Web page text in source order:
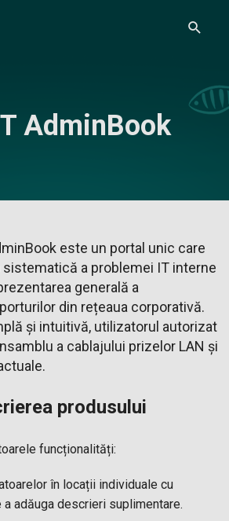
AdminBook
este un portal unic care
sistematică a problemei IT interne
generală a
din rețeaua corporativă.
și intuitivă, utilizatorul autorizat
a cablajului prizelor LAN și
produsului
funcționalități:
în locații individuale cu
adăuga descrieri suplimentare.